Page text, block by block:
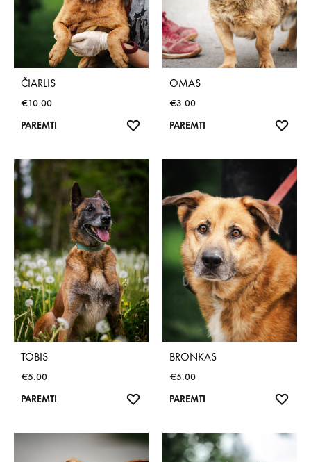
ČIARLIS
€10.00
PAREMTI
OMAS
€3.00
PAREMTI
TOBIS
€5.00
PAREMTI
BRONKAS
€5.00
PAREMTI